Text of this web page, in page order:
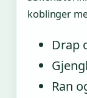
koblinger
Drap
Ran